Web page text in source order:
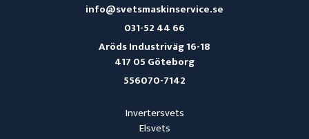
Invertersvets
Elsvets
info@svetsmaskinservice.se
031-52 44 66
Aröds Industriväg 16-18
417 05 Göteborg
556070-7142